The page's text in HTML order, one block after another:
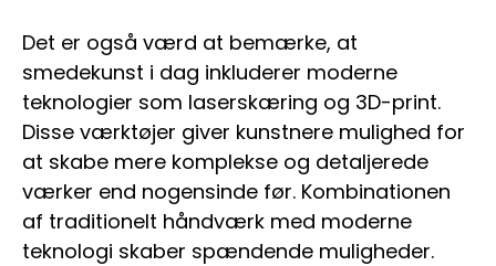
Det er også værd at bemærke, at
smedekunst i dag inkluderer moderne
teknologier som laserskæring og 3D-print.
Disse værktøjer giver kunstnere mulighed for
at skabe mere komplekse og detaljerede
værker end nogensinde før. Kombinationen
af traditionelt håndværk med moderne
teknologi skaber spændende muligheder.